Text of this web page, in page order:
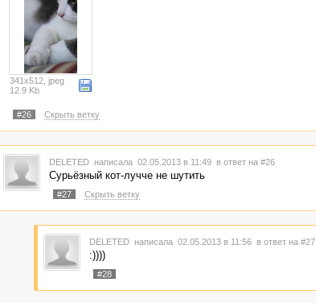
341x512, jpeg
12.9 Kb
#26 Скрыть ветку
DELETED написала 02.05.2013 в 11:49 в ответ на #26
Сурьёзный кот-лучче не шутить
#27 Скрыть ветку
DELETED написала 02.05.2013 в 11:56 в ответ на #27
:))))
#28